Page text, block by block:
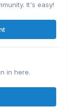
It's easy!
in here.